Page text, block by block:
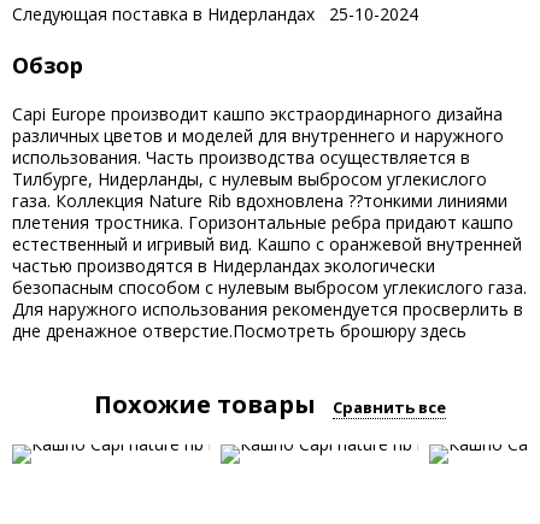
Следующая поставка в Нидерландах
25-10-2024
Обзор
Capi Europe производит кашпо экстраординарного дизайна
различных цветов и моделей для внутреннего и наружного
использования. Часть производства осуществляется в
Тилбурге, Нидерланды, с нулевым выбросом углекислого
газа. Коллекция Nature Rib вдохновлена ??тонкими линиями
плетения тростника. Горизонтальные ребра придают кашпо
естественный и игривый вид. Кашпо с оранжевой внутренней
частью производятся в Нидерландах экологически
безопасным способом с нулевым выбросом углекислого газа.
Для наружного использования рекомендуется просверлить в
дне дренажное отверстие.Посмотреть брошюру здесь
Похожие товары Сравнить все